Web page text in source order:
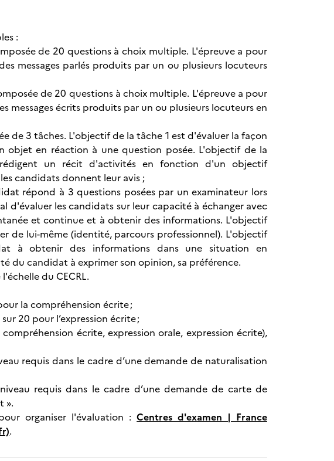
:
de 20 questions à choix multiple. L'épreuve a pour
messages parlés produits par un ou plusieurs locuteurs
de 20 questions à choix multiple. L'épreuve a pour
écrits produits par un ou plusieurs locuteurs en
de 3 tâches. L'objectif de la tâche 1 est d'évaluer la façon
objet en réaction à une question posée. L'objectif de la
un récit d'activités en fonction d'un objectif
candidats donnent leur avis ;
répond à 3 questions posées par un examinateur lors
les candidats sur leur capacité à échanger avec
et continue et à obtenir des informations. L'objectif
de lui-même (identité, parcours professionnel). L'objectif
à obtenir des informations dans une situation en
du candidat à exprimer son opinion, sa préférence.
du CECRL.
la compréhension écrite ;
20 pour l’expression écrite ;
écrite, expression orale, expression écrite),
requis dans le cadre d’une demande de naturalisation
requis dans le cadre d’une demande de carte de
».
organiser l'évaluation :Centres d'examen | France
.